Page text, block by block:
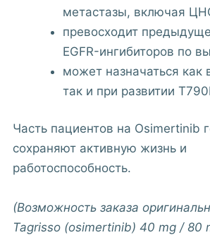
метастазы, включая
превосходит
EGFR-ингибиторов по
может назначаться как
так и при развитии
Часть пациентов на Osimertinib
сохраняют активную жизнь и
работоспособность.
(Возможность заказа
Tagrisso (osimertinib) 40 mg / 80